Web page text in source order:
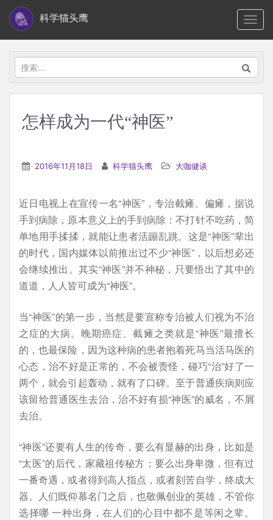
i
科学猫头鹰
搜
索：
怎样成为一代“神医”
2016年11月18日 科学猫头鹰 大咖健谈
近日电视上在宣传一名“神医”，专治截瘫、偏瘫，据说
手到病除，原本意义上的手到病除：不打针不吃药，简
单地用手揉揉，就能让患者活蹦乱跳。这是“神医”辈出
的时代，国内媒体以前推出过不少“神医”，以后想必还
会继续推出。其实“神医”并不神秘，只要悟出了其中的
道道，人人皆可成为“神医”。
当“神医”的第一步，当然是要宣称专治被人们视为不治
之症的大病。晚期癌症、截瘫之类就是“神医”最擅长
的，也最保险，因为这种病的患者抱着死马当活马医的
心态，治不好是正常的，不会被责怪，碰巧“治”好了一
两个，就会引起轰动，就有了口碑。至于普通疾病则应
该留给普通医生去治，治不好有损“神医”的威名，不屑
去治。
“神医”还要有人生的传奇，要么有显赫的出身，比如是
“太医”的后代，家藏祖传秘方；要么出身卑微，但有过
一番奇遇，或者得到高人指点，或者刻苦自学，终成大
器。人们既仰慕名门之后，也敬佩创业的英雄，不管你
选择哪 一种出身，在人们的心目中都不是等闲之辈。